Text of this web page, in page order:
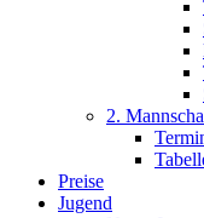
2.
Preise
Jugend